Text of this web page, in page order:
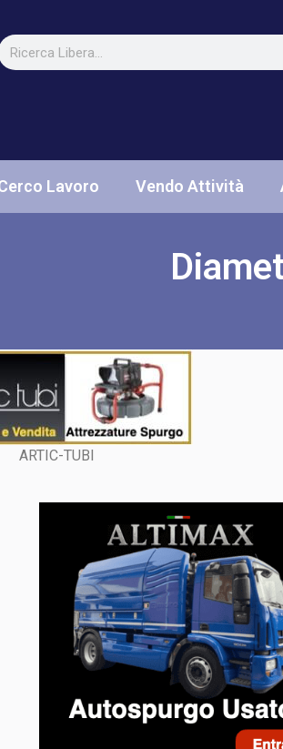
Lavoro Vendo Attività
ARTIC-TUBI